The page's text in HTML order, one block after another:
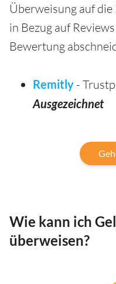
Überweisung auf die
in Bezug auf
Bewertung
Remitly -
Ausgezeichnet
Wie kann ich
überweisen?